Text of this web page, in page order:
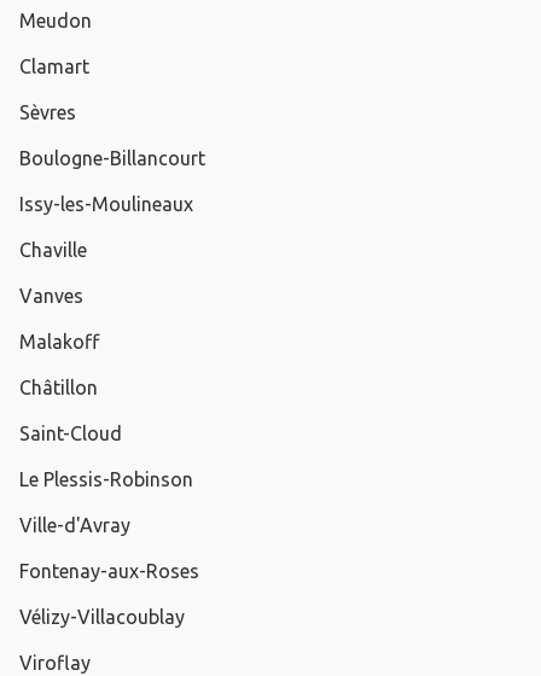
Meudon
Clamart
Sèvres
Boulogne-Billancourt
Issy-les-Moulineaux
Chaville
Vanves
Malakoff
Châtillon
Saint-Cloud
Le Plessis-Robinson
Ville-d'Avray
Fontenay-aux-Roses
Vélizy-Villacoublay
Viroflay